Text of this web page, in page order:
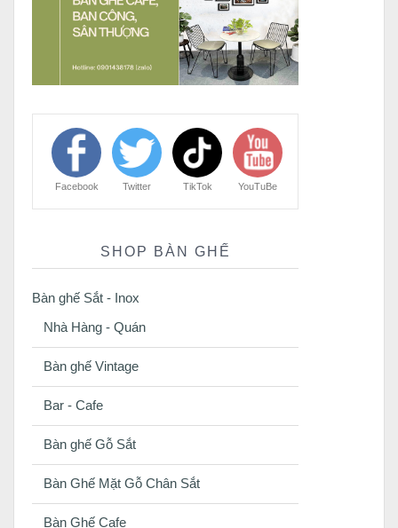
Facebook Twitter TikTok YouTuBe
SHOP BÀN GHẾ
Bàn ghế Sắt - Inox
Nhà Hàng - Quán
Bàn ghế Vintage
Bar - Cafe
Bàn ghế Gỗ Sắt
Bàn Ghế Mặt Gỗ Chân Sắt
Bàn Ghế Cafe